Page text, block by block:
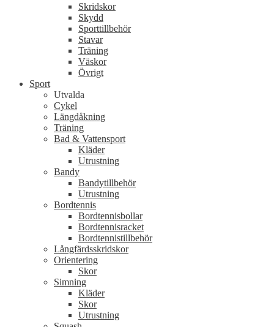
Skridskor
Skydd
Sporttillbehör
Stavar
Träning
Väskor
Övrigt
Sport
Utvalda
Cykel
Längdåkning
Träning
Bad & Vattensport
Kläder
Utrustning
Bandy
Bandytillbehör
Utrustning
Bordtennis
Bordtennisbollar
Bordtennisracket
Bordtennistillbehör
Långfärdsskridskor
Orientering
Skor
Simning
Kläder
Skor
Utrustning